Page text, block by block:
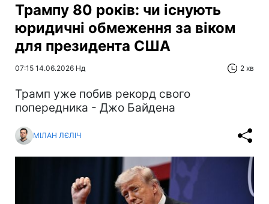
Трампу 80 років: чи існують
юридичні обмеження за віком
для президента США
07:15 14.06.2026 Нд 2 хв
Трамп уже побив рекорд свого
попередника - Джо Байдена
МІЛАН ЛЄЛІЧ